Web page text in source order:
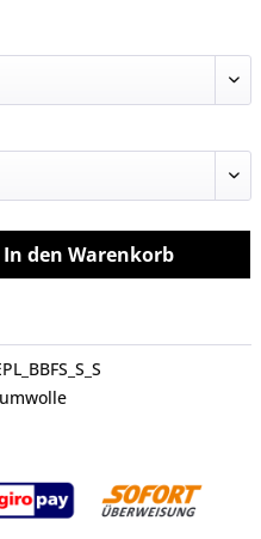
In den Warenkorb